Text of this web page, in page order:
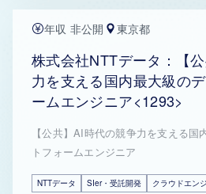
年収 非公開 東京都
株式会社NTTデータ：【
力を支える国内最大級の
ームエンジニア<1293>
【公共】AI時代の競争力を支える国
トフォームエンジニア
NTTデータ SIer・受託開発 クラウドエン